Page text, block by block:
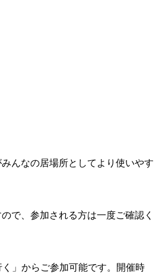
んなの居場所としてより使いやす
で、参加される方は一度ご確認く
」からご参加可能です。開催時